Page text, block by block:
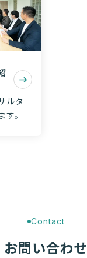
ルタ
。
Contact
お問い合わせ